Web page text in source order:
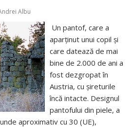
Albu
Un pantof, care a
aparținut unui copil și
care datează de mai
bine de 2.000 de ani a
fost dezgropat în
Austria, cu șireturile
încă intacte. Designul
pantofului din piele, a
aproximativ cu 30 (UE),